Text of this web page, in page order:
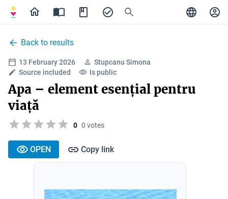
Back to results
13 February 2026
Stupcanu Simona
Source included
Is public
Apa – element esențial pentru
viață
0 0 votes
OPEN Copy link